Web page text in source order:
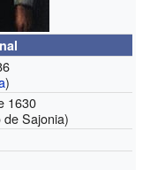
)
1630
Sajonia)